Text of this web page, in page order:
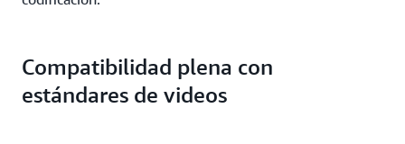
Compatibilidad plena con
estándares de videos